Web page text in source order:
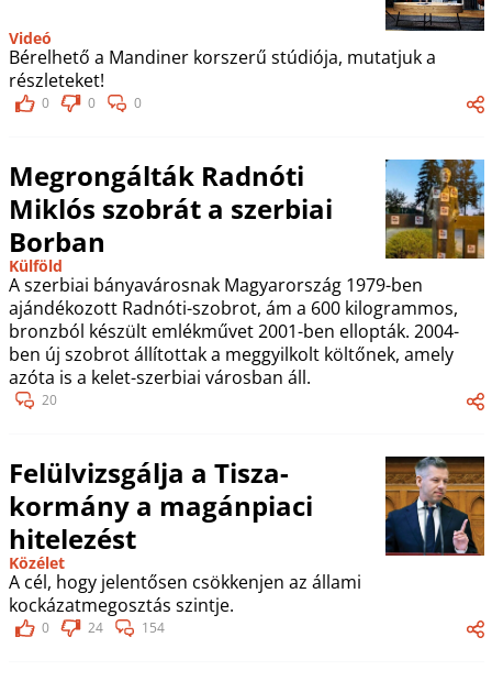
Videó
Bérelhető a Mandiner korszerű stúdiója, mutatjuk a
részleteket!
0 0 0
Megrongálták Radnóti
Miklós szobrát a szerbiai
Borban
Külföld
A szerbiai bányavárosnak Magyarország 1979-ben
ajándékozott Radnóti-szobrot, ám a 600 kilogrammos,
bronzból készült emlékművet 2001-ben ellopták. 2004-
ben új szobrot állítottak a meggyilkolt költőnek, amely
azóta is a kelet-szerbiai városban áll.
20
Felülvizsgálja a Tisza-
kormány a magánpiaci
hitelezést
Közélet
A cél, hogy jelentősen csökkenjen az állami
kockázatmegosztás szintje.
0 24 154